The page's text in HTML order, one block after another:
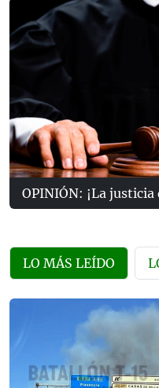
OPINIÓN: ¡La
LO MÁS LEÍDO